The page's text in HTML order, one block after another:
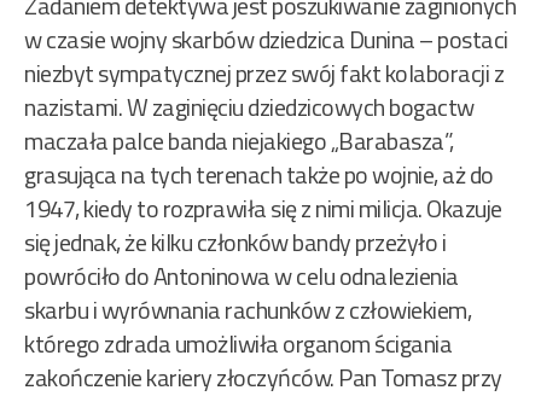
w czasie wojny skarbów dziedzica Dunina – postaci
niezbyt sympatycznej przez swój fakt kolaboracji z
nazistami. W zaginięciu dziedzicowych bogactw
maczała palce banda niejakiego „Barabasza”,
grasująca na tych terenach także po wojnie, aż do
1947, kiedy to rozprawiła się z nimi milicja. Okazuje
się jednak, że kilku członków bandy przeżyło i
powróciło do Antoninowa w celu odnalezienia
skarbu i wyrównania rachunków z człowiekiem,
którego zdrada umożliwiła organom ścigania
zakończenie kariery złoczyńców. Pan Tomasz przy